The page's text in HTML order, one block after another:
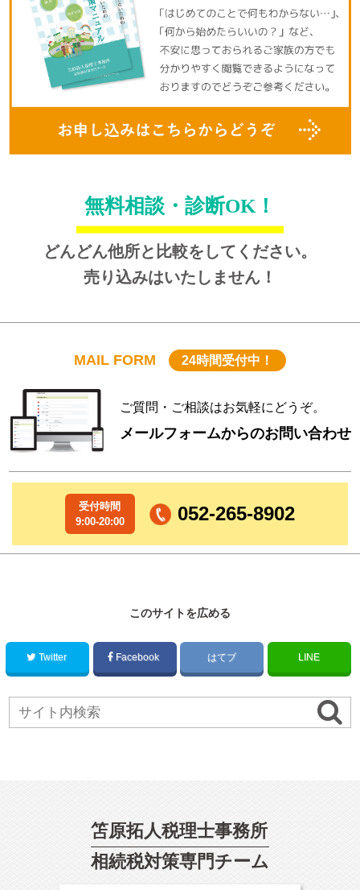
無料相談・診断OK！
どんどん他所と比較をしてください。
売り込みはいたしません！
MAIL FORM 24時間受付中！
ご質問・ご相談はお気軽にどうぞ。
メールフォームからのお問い合わせ
受付時間
9:00-20:00
052-265-8902
このサイトを広める
Twitter Facebook はてブ LINE
笘原拓人税理士事務所
相続税対策専門チーム